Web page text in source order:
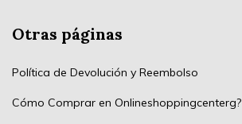
Otras páginas
Política de Devolución y Reembolso
Cómo Comprar en Onlineshoppingcenterg?